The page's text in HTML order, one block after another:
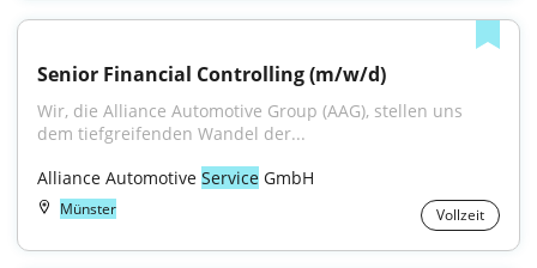
Senior Financial Controlling (m/w/d)
Wir, die Alliance Automotive Group (AAG), stellen uns
dem tiefgreifenden Wandel der...
Alliance Automotive Service GmbH
Münster Vollzeit